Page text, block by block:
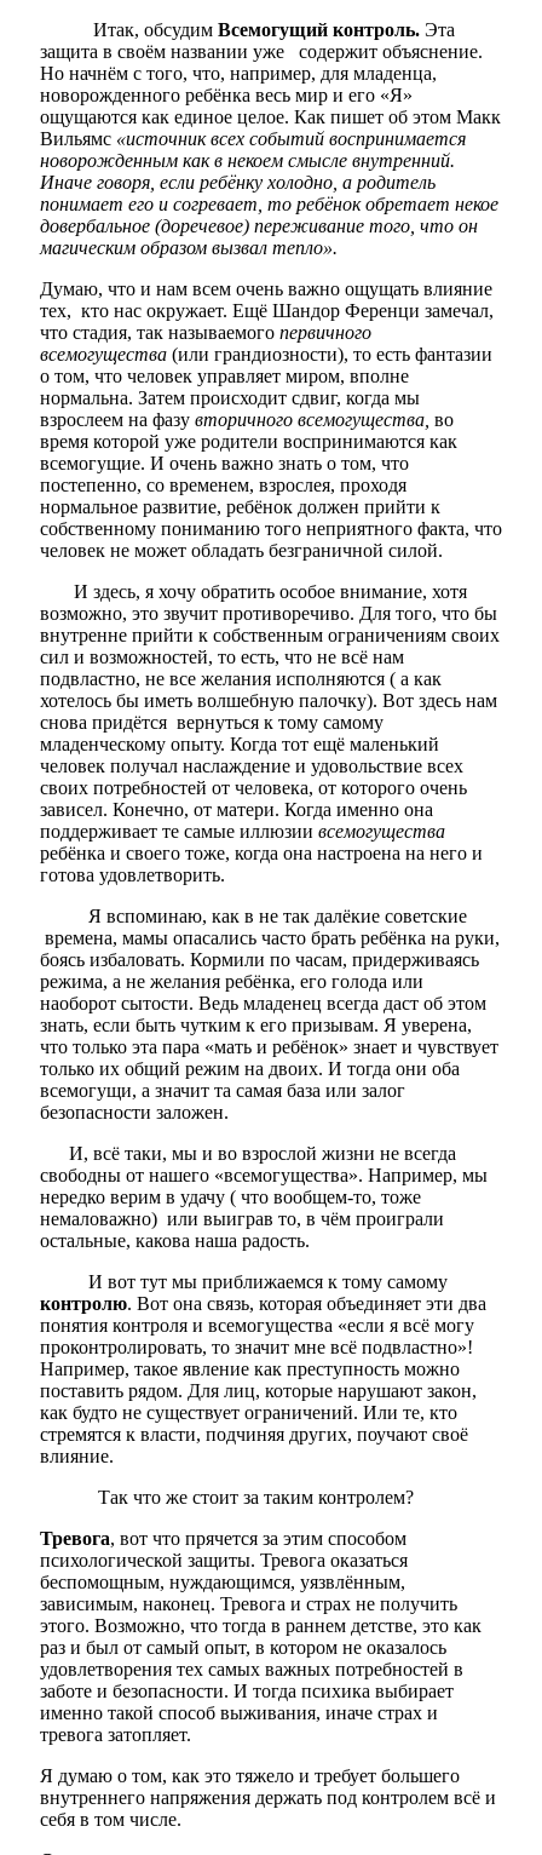
Итак, обсудим Всемогущий контроль. Эта
защита в своём названии уже содержит объяснение.
Но начнём с того, что, например, для младенца,
новорожденного ребёнка весь мир и его «Я»
ощущаются как единое целое. Как пишет об этом Макк
Вильямс «источник всех событий воспринимается
новорожденным как в некоем смысле внутренний.
Иначе говоря, если ребёнку холодно, а родитель
понимает его и согревает, то ребёнок обретает некое
довербальное (доречевое) переживание того, что он
магическим образом вызвал тепло».
Думаю, что и нам всем очень важно ощущать влияние
тех, кто нас окружает. Ещё Шандор Ференци замечал,
что стадия, так называемого первичного
всемогущества (или грандиозности), то есть фантазии
о том, что человек управляет миром, вполне
нормальна. Затем происходит сдвиг, когда мы
взрослеем на фазу вторичного всемогущества, во
время которой уже родители воспринимаются как
всемогущие. И очень важно знать о том, что
постепенно, со временем, взрослея, проходя
нормальное развитие, ребёнок должен прийти к
собственному пониманию того неприятного факта, что
человек не может обладать безграничной силой.
И здесь, я хочу обратить особое внимание, хотя
возможно, это звучит противоречиво. Для того, что бы
внутренне прийти к собственным ограничениям своих
сил и возможностей, то есть, что не всё нам
подвластно, не все желания исполняются ( а как
хотелось бы иметь волшебную палочку). Вот здесь нам
снова придётся вернуться к тому самому
младенческому опыту. Когда тот ещё маленький
человек получал наслаждение и удовольствие всех
своих потребностей от человека, от которого очень
зависел. Конечно, от матери. Когда именно она
поддерживает те самые иллюзии всемогущества
ребёнка и своего тоже, когда она настроена на него и
готова удовлетворить.
Я вспоминаю, как в не так далёкие советские
времена, мамы опасались часто брать ребёнка на руки,
боясь избаловать. Кормили по часам, придерживаясь
режима, а не желания ребёнка, его голода или
наоборот сытости. Ведь младенец всегда даст об этом
знать, если быть чутким к его призывам. Я уверена,
что только эта пара «мать и ребёнок» знает и чувствует
только их общий режим на двоих. И тогда они оба
всемогущи, а значит та самая база или залог
безопасности заложен.
И, всё таки, мы и во взрослой жизни не всегда
свободны от нашего «всемогущества». Например, мы
нередко верим в удачу ( что вообщем-то, тоже
немаловажно) или выиграв то, в чём проиграли
остальные, какова наша радость.
И вот тут мы приближаемся к тому самому
контролю. Вот она связь, которая объединяет эти два
понятия контроля и всемогущества «если я всё могу
проконтролировать, то значит мне всё подвластно»!
Например, такое явление как преступность можно
поставить рядом. Для лиц, которые нарушают закон,
как будто не существует ограничений. Или те, кто
стремятся к власти, подчиняя других, поучают своё
влияние.
Так что же стоит за таким контролем?
Тревога, вот что прячется за этим способом
психологической защиты. Тревога оказаться
беспомощным, нуждающимся, уязвлённым,
зависимым, наконец. Тревога и страх не получить
этого. Возможно, что тогда в раннем детстве, это как
раз и был от самый опыт, в котором не оказалось
удовлетворения тех самых важных потребностей в
заботе и безопасности. И тогда психика выбирает
именно такой способ выживания, иначе страх и
тревога затопляет.
Я думаю о том, как это тяжело и требует большего
внутреннего напряжения держать под контролем всё и
себя в том числе.